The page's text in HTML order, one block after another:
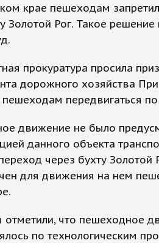
крае пешеходам
Золотой Рог. Такое
прокуратура просила
дорожного хозяйства
передвигаться
движение не было
данного объекта
через бухту Золотой
для движения на нем
отметили, что пешеходное
по технологическим